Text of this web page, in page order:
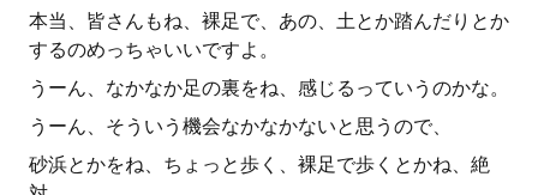
本当、皆さんもね、裸足で、あの、土とか踏んだりとか
するのめっちゃいいですよ。
うーん、なかなか足の裏をね、感じるっていうのかな。
うーん、そういう機会なかなかないと思うので、
砂浜とかをね、ちょっと歩く、裸足で歩くとかね、絶